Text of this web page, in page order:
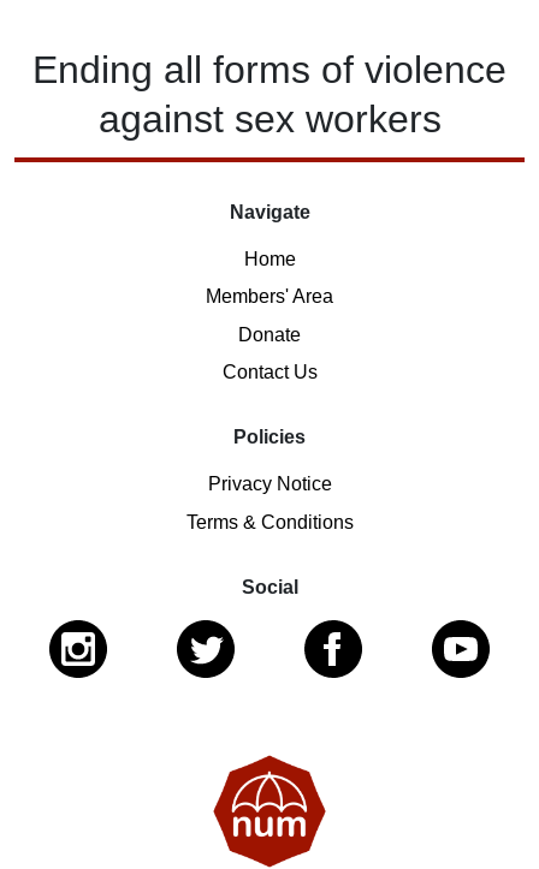
Ending all forms of violence
against sex workers
Navigate
Home
Members' Area
Donate
Contact Us
Policies
Privacy Notice
Terms & Conditions
Social